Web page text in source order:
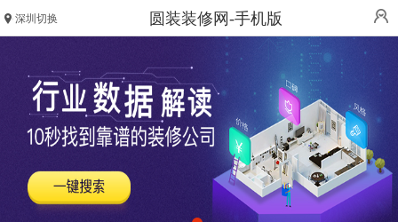
深圳切换 圆装装修网-手机版